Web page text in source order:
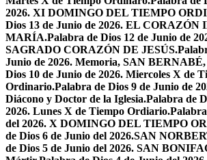
2026. XI DOMINGO DEL TIEMPO
Dios 13 de Junio de 2026. EL
MARÍA.Palabra de Dios 12 de Junio de
SAGRADO CORAZÓN DE JESÚS.
Junio de 2026. Memoria, SAN
Dios 10 de Junio de 2026. Miercoles X de
Ordinario.Palabra de Dios 9 de Junio de
Diácono y Doctor de la Iglesia.Palabra de
2026. Lunes X de Tiempo Ordiario.
del 2026. X DOMINGO DEL TIEMPO
de Dios 6 de Junio del 2026.SAN
de Dios 5 de Junio del 2026. SAN